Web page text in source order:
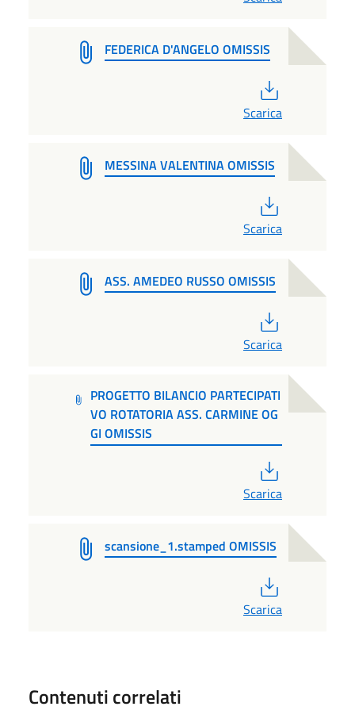
FEDERICA D'ANGELO OMISSIS
Scarica
MESSINA VALENTINA OMISSIS
Scarica
ASS. AMEDEO RUSSO OMISSIS
Scarica
PROGETTO BILANCIO PARTECIPATI
VO ROTATORIA ASS. CARMINE OG
GI OMISSIS
Scarica
scansione_1.stamped OMISSIS
Scarica
Contenuti correlati